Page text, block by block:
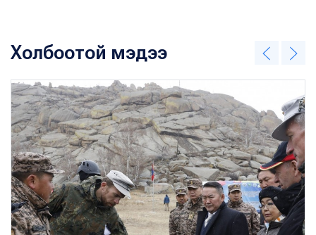
Холбоотой мэдээ